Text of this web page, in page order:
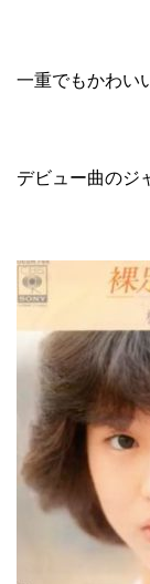
一重でもかわい
デビュー曲のジ